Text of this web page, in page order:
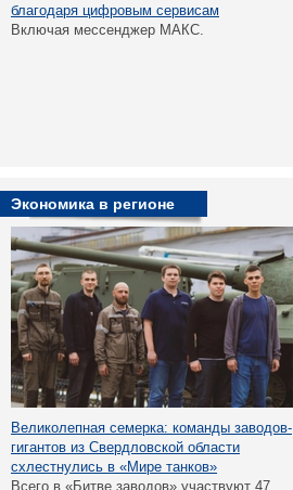
благодаря цифровым сервисам
Включая мессенджер МАКС.
Экономика в регионе
Великолепная семерка: команды заводов-
гигантов из Свердловской области
схлестнулись в «Мире танков»
Всего в «Битве заводов» участвуют 47